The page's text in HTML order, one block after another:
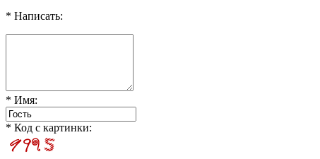
* Написать:
* Имя:
* Код с картинки: